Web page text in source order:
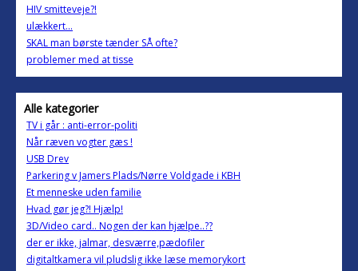
HIV smitteveje?!
ulækkert...
SKAL man børste tænder SÅ ofte?
problemer med at tisse
Alle kategorier
TV i går : anti-error-politi
Når ræven vogter gæs !
USB Drev
Parkering v Jamers Plads/Nørre Voldgade i KBH
Et menneske uden familie
Hvad gør jeg?! Hjælp!
3D/Video card.. Nogen der kan hjælpe..??
der er ikke, jalmar, desværre,pædofiler
digitaltkamera vil pludslig ikke læse memorykort